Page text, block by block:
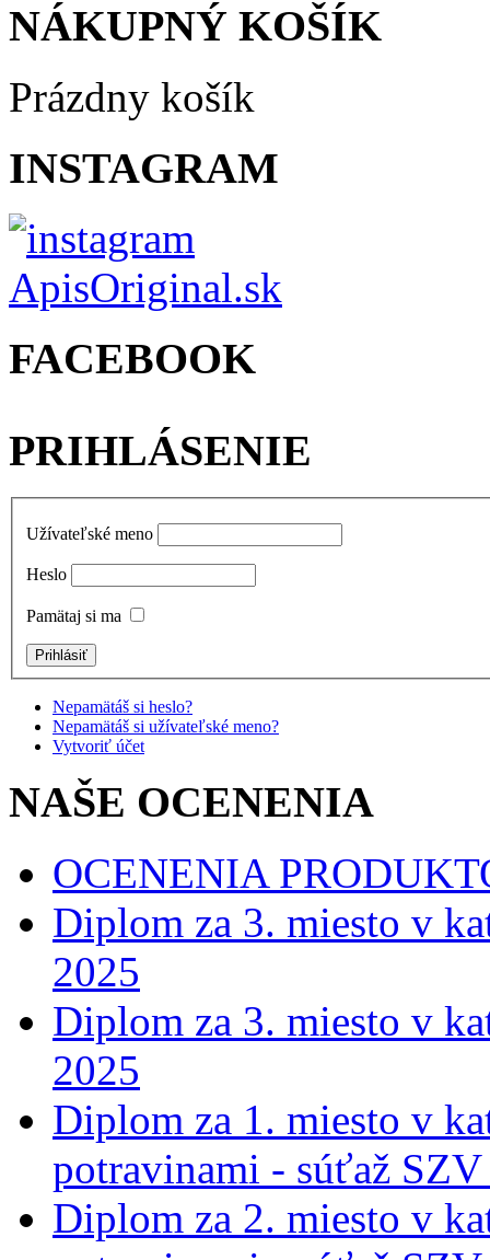
NÁKUPNÝ KOŠÍK
Prázdny košík
INSTAGRAM
FACEBOOK
PRIHLÁSENIE
Užívateľské meno
Heslo
Pamätaj si ma
Nepamätáš si heslo?
Nepamätáš si užívateľské meno?
Vytvoriť účet
NAŠE OCENENIA
OCENENIA
Diplom za 3. miesto v
2025
Diplom za 3. miesto v
2025
Diplom za 1. miesto v
potravinami - súťaž
Diplom za 2. miesto v